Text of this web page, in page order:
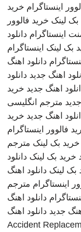
اینستاگرام خرید
بک لینک خرید فالوور
اینستاگرام دانلود
بک لینک اینستاگرام
دانلود اهنگ
اهنگ جدید دانلود
اهنگ جدید خرید
مترجم انگلیسی
اهنگ جدید خرید
فالوور اینستاگرام
خرید بک لینک مترجم
خرید بک لینک دانلود
بک لینک دانلود اهنگ
اینستاگرام مترجم
دانلود اهنگ
جدید دانلود اهنگ
Accident